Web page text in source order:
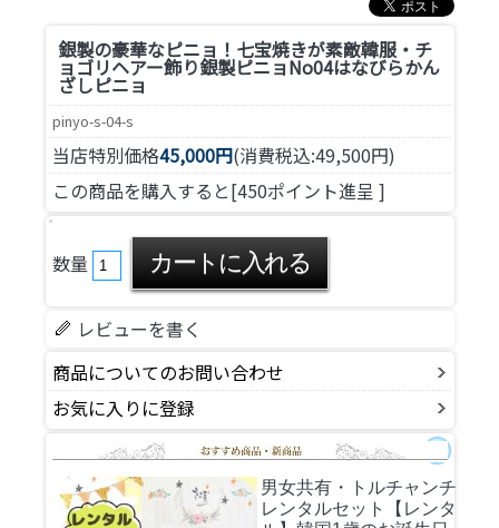
銀製の豪華なピニョ！七宝焼きが素敵韓服・チ
ョゴリヘアー飾り銀製ピニョNo04はなびらかん
ざしピニョ
pinyo-s-04-s
当店特別価格45,000円(消費税込:49,500円)
この商品を購入すると[450ポイント進呈 ]
数量
レビューを書く
商品についてのお問い合わせ
お気に入りに登録
男女共有・トルチャンチ
レンタルセット
【レンタ